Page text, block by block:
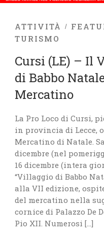
ATTIVITÀ
TURISMO
Cursi (LE) – Il
di Babbo
Mercatino
La Pro Loco di Cursi,
in provincia di Lecce,
Mercatino di Natale.
dicembre (nel
16 dicembre (intera
“Villaggio di Babbo
alla VII edizione,
del mercatino nella
cornice di Palazzo De
Pio XII. Numerosi […]